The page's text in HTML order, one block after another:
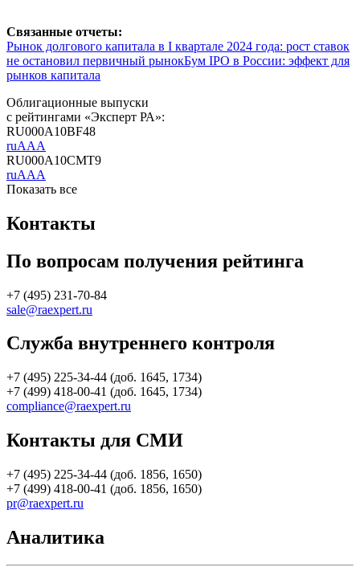
Связанные отчеты:
Рынок долгового капитала в I квартале 2024 года: рост ставок
не остановил первичный рынокБум IPO в России: эффект для
рынков капитала
Облигационные выпуски
с рейтингами «Эксперт РА»:
RU000A10BF48
ruAAA
RU000A10CMT9
ruAAA
Показать все
Контакты
По вопросам получения рейтинга
+7 (495) 231-70-84
sale@raexpert.ru
Служба внутреннего контроля
+7 (495) 225-34-44 (доб. 1645, 1734)
+7 (499) 418-00-41 (доб. 1645, 1734)
compliance@raexpert.ru
Контакты для СМИ
+7 (495) 225-34-44 (доб. 1856, 1650)
+7 (499) 418-00-41 (доб. 1856, 1650)
pr@raexpert.ru
Аналитика